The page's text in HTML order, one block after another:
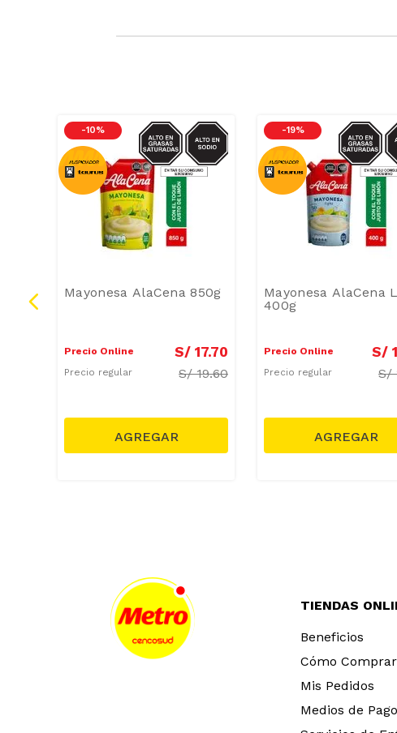
-10 %
SODIO/GRASAS-
SAT
Mayonesa AlaCena 850g
Precio Online S/ 17.70
Precio regular S/19.60
-19 %
SODIO/
SAT
Mayonesa AlaCena
400g
Precio Online S/
Precio regular S/
TIENDAS
Beneficios
Cómo Comprar
Mis Pedidos
Medios de Pago